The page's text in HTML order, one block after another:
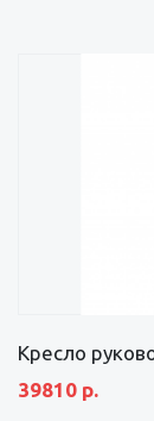
Кресло
39810 р.